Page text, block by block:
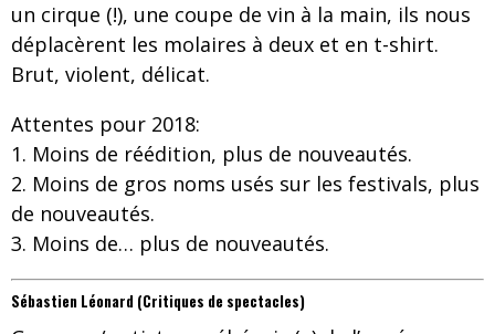
un cirque (!), une coupe de vin à la main, ils nous
déplacèrent les molaires à deux et en t-shirt.
Brut, violent, délicat.
Attentes pour 2018:
1. Moins de réédition, plus de nouveautés.
2. Moins de gros noms usés sur les festivals, plus
de nouveautés.
3. Moins de… plus de nouveautés.
Sébastien Léonard (Critiques de spectacles)